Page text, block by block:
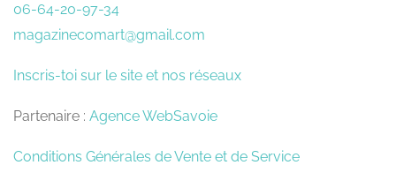
06-64-20-97-34
magazinecomart@gmail.com
Inscris-toi sur le site et nos réseaux
Partenaire : Agence WebSavoie
Conditions Générales de Vente et de Service